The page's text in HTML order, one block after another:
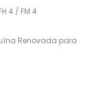
4 / FM 4
Renovada para